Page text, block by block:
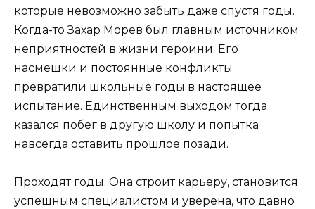
которые невозможно забыть даже спустя годы.
Когда-то Захар Морев был главным источником
неприятностей в жизни героини. Его
насмешки и постоянные конфликты
превратили школьные годы в настоящее
испытание. Единственным выходом тогда
казался побег в другую школу и попытка
навсегда оставить прошлое позади.
Проходят годы. Она строит карьеру, становится
успешным специалистом и уверена, что давно